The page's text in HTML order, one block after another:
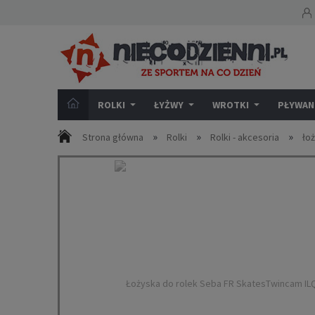
ROLKI ŁYŻWY WROTKI
Strona główna » Rolki » Rolki - akcesoria »